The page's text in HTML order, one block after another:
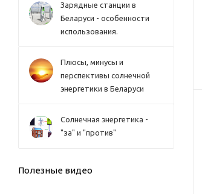
Зарядные станции в
Беларуси - особенности
использования.
Плюсы, минусы и
перспективы солнечной
энергетики в Беларуси
Солнечная энергетика -
"за" и "против"
Полезные видео